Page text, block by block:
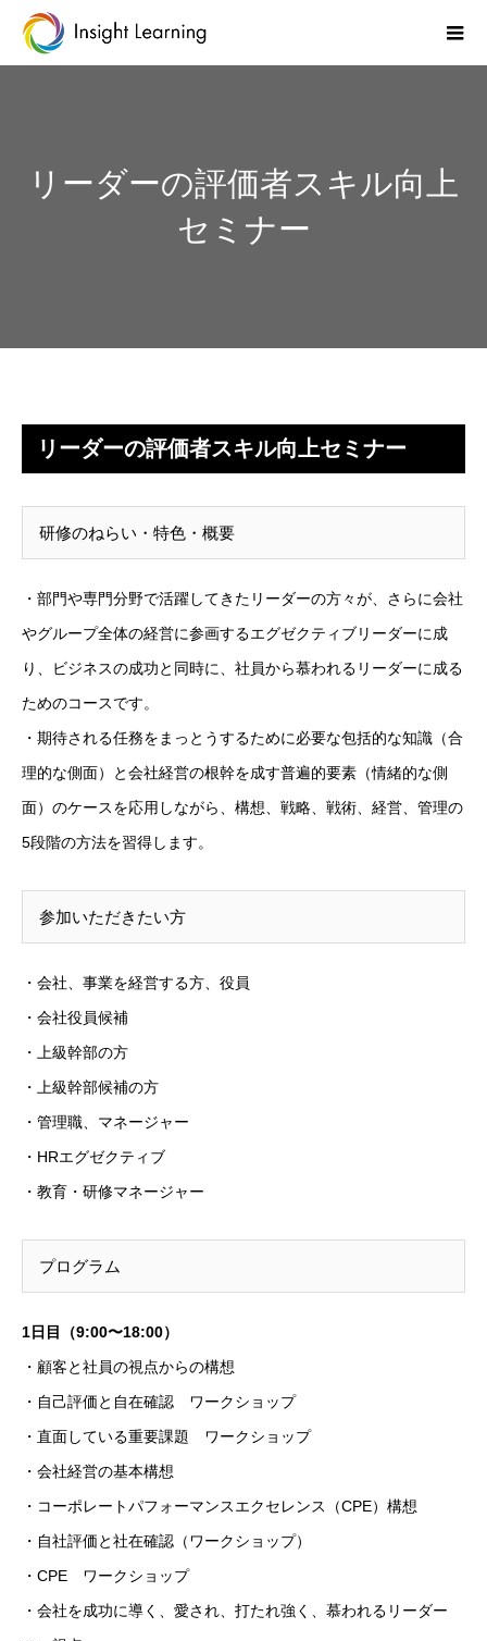
リーダーの評価者スキル向上
セミナー
リーダーの評価者スキル向上セミナー
研修のねらい・特⾊・概要
・部門や専門分野で活躍してきたリーダーの方々が、さらに会社
やグループ全体の経営に参画するエグゼクティブリーダーに成
り、ビジネスの成功と同時に、社員から慕われるリーダーに成る
ためのコースです。
・期待される任務をまっとうするために必要な包括的な知識（合
理的な側面）と会社経営の根幹を成す普遍的要素（情緒的な側
面）のケースを応用しながら、構想、戦略、戦術、経営、管理の
5段階の方法を習得します。
参加いただきたい方
・会社、事業を経営する方、役員
・会社役員候補
・上級幹部の方
・上級幹部候補の方
・管理職、マネージャー
・HRエグゼクティブ
・教育・研修マネージャー
プログラム
1⽇⽬（9:00〜18:00）
・顧客と社員の視点からの構想
・自己評価と自在確認 ワークショップ
・直面している重要課題 ワークショップ
・会社経営の基本構想
・コーポレートパフォーマンスエクセレンス（CPE）構想
・自社評価と社在確認（ワークショップ）
・CPE ワークショップ
・会社を成功に導く、愛され、打たれ強く、慕われるリーダー